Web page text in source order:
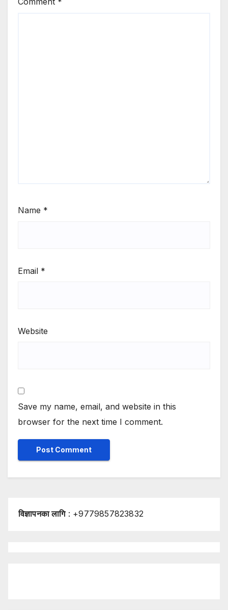
Name *
Email *
Website
Save my name, email, and website in this
browser for the next time I comment.
विज्ञापनका लागि: +9779857823832